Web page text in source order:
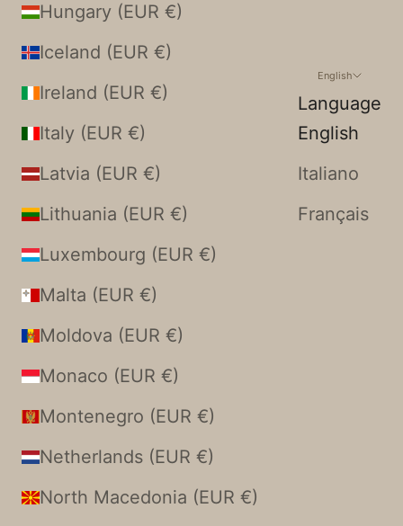
Hungary (EUR €)
Iceland (EUR €)
Ireland (EUR €)
Italy (EUR €)
Latvia (EUR €)
Lithuania (EUR €)
Luxembourg (EUR €)
Malta (EUR €)
Moldova (EUR €)
Monaco (EUR €)
Montenegro (EUR €)
Netherlands (EUR €)
North Macedonia (EUR €)
English
Language
English
Italiano
Français